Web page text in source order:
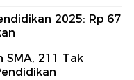
2025: Rp 67
SMA, 211 Tak